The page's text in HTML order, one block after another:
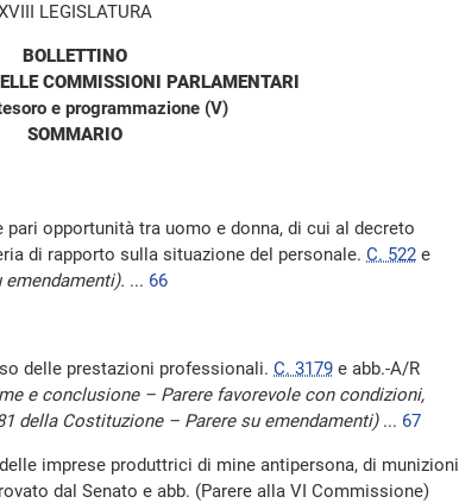
LEGISLATURA
BOLLETTINO
COMMISSIONI PARLAMENTARI
e programmazione (V)
SOMMARIO
opportunità tra uomo e donna, di cui al decreto
di rapporto sulla situazione del personale. C. 522 e
emendamenti). ... 66
delle prestazioni professionali. C. 3179 e abb.-A/R
e conclusione – Parere favorevole con condizioni,
della Costituzione – Parere su emendamenti)... 67
imprese produttrici di mine antipersona, di munizioni
dal Senato e abb. (Parere alla VI Commissione)